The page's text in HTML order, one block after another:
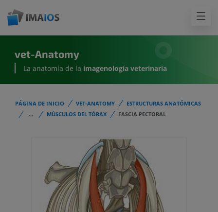
vet-Anatomy
La anatomía de la imagenología veterinaria
PÁGINA DE INICIO VET-ANATOMY
ESTRUCTURAS ANATÓMICAS
...
MÚSCULOS DEL TÓRAX FASCIA PECTORAL